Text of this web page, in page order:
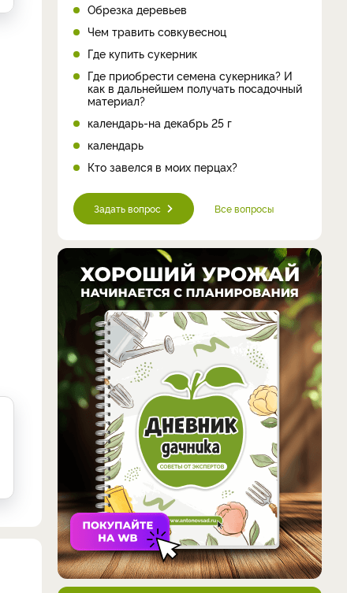
Обрезка деревьев
Чем травить совкувесноц
Где купить сукерник
Где приобрести семена сукерника? И
как в дальнейшем получать посадочный
материал?
календарь-на декабрь 25 г
календарь
Кто завелся в моих перцах?
Задать вопрос Все вопросы